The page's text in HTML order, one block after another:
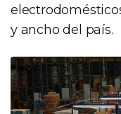
y ancho del país.